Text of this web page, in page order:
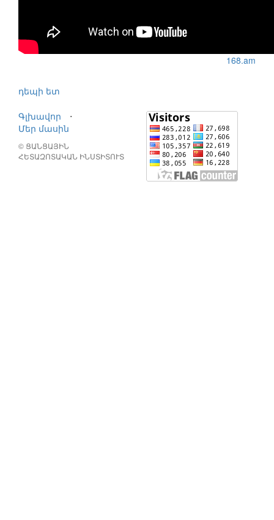
168.am
դեպի ետ
Գլխավոր
⋅
Մեր մասին
© ՑԱՆՑԱՅԻՆ
ՀԵՏԱԶՈՏԱԿԱՆ ԻՆՍՏԻՏՈՒՏ